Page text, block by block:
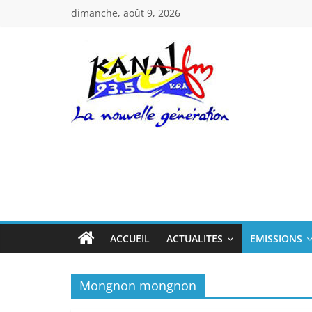
dimanche, août 9, 2026
Kanal
ACCUEIL ACTUALITES EMISSIONS
Mongnon mongnon